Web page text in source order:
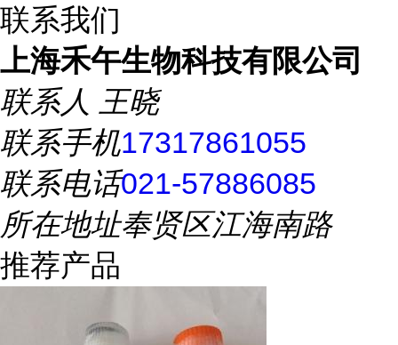
联系我们
上海禾午生物科技有限公司
联系人 王晓
联系手机17317861055
联系电话021-57886085
所在地址奉贤区江海南路
推荐产品